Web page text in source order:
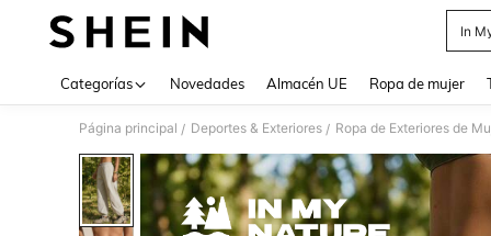
In
Categorías Novedades Almacén UE Ropa de mujer
Página principal / Deportes & Exteriores / Ropa de Exteriores de